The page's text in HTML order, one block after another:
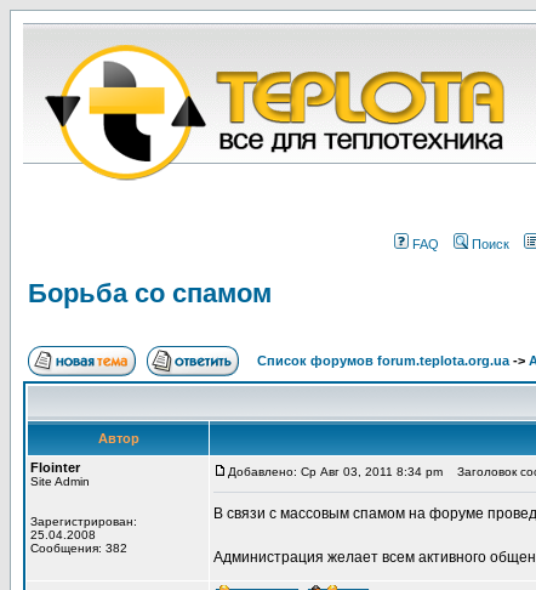
FAQ Поиск
Борьба со спамом
Список форумов forum.teplota.org.ua ->
Автор
Flointer
Site Admin
Зарегистрирован:
25.04.2008
Сообщения: 382
Добавлено: Ср Авг 03, 2011 8:34 pm Заголовок
В связи с массовым спамом на форуме
Администрация желает всем активного